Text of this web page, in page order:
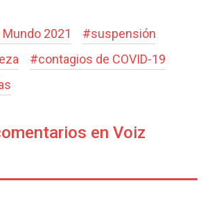
2021 #suspensión
#contagios de COVID-19
en Voiz